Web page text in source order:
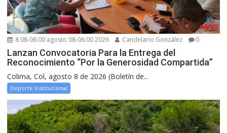
8 08-06:00 agosto 08-06:00 2026 Candelario González 0
Lanzan Convocatoria Para la Entrega del
Reconocimiento “Por la Generosidad Compartida”
Colima, Col, agosto 8 de 2026 (Boletín de...
Deporte Institucional